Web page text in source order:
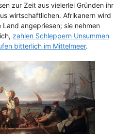
zur Zeit aus vielerlei Gründen ihr
wirtschaftlichen. Afrikanern wird
angepriesen; sie nehmen
zahlen Schleppern Unsummen
bitterlich im Mittelmeer.